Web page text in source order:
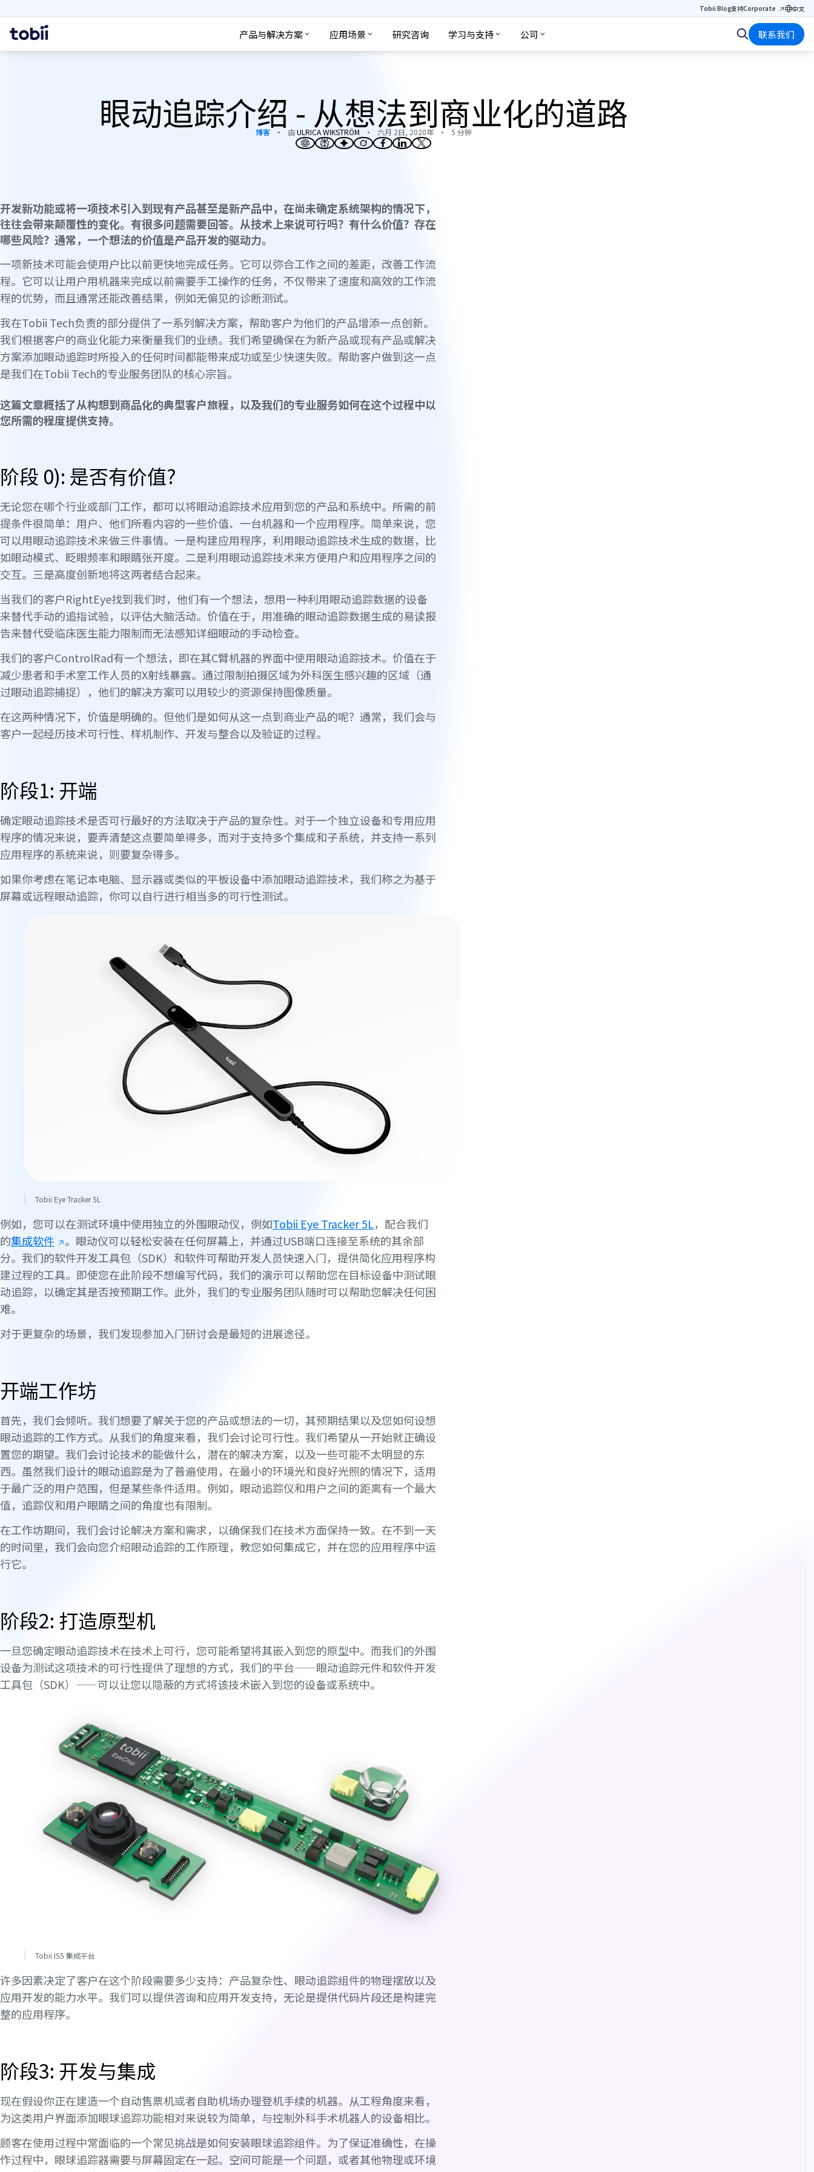
Tobii Blog支持Corporate 中文
首
页
产品与解决方案 应用场景 研究咨询 学习与支持 公司
搜索 联系我们
眼动追踪介绍 - 从想法到商业化的道路
博客 由 ULRICA WIKSTRÖM 六月 2日, 2020年 5 分钟
开发新功能或将一项技术引入到现有产品甚至是新产品中，在尚未确定系统架构的情况下，
往往会带来颠覆性的变化。有很多问题需要回答。从技术上来说可行吗？有什么价值？存在
哪些风险？通常，一个想法的价值是产品开发的驱动力。
一项新技术可能会使用户比以前更快地完成任务。它可以弥合工作之间的差距，改善工作流
程。它可以让用户用机器来完成以前需要手工操作的任务，不仅带来了速度和高效的工作流
程的优势，而且通常还能改善结果，例如无偏见的诊断测试。
我在Tobii Tech负责的部分提供了一系列解决方案，帮助客户为他们的产品增添一点创新。
我们根据客户的商业化能力来衡量我们的业绩。我们希望确保在为新产品或现有产品或解决
方案添加眼动追踪时所投入的任何时间都能带来成功或至少快速失败。帮助客户做到这一点
是我们在Tobii Tech的专业服务团队的核心宗旨。
这篇文章概括了从构想到商品化的典型客户旅程，以及我们的专业服务如何在这个过程中以
您所需的程度提供支持。
阶段 0): 是否有价值?
无论您在哪个行业或部门工作，都可以将眼动追踪技术应用到您的产品和系统中。所需的前
提条件很简单：用户、他们所看内容的一些价值、一台机器和一个应用程序。简单来说，您
可以用眼动追踪技术来做三件事情。一是构建应用程序，利用眼动追踪技术生成的数据，比
如眼动模式、眨眼频率和眼睛张开度。二是利用眼动追踪技术来方便用户和应用程序之间的
交互。三是高度创新地将这两者结合起来。
当我们的客户RightEye找到我们时，他们有一个想法，想用一种利用眼动追踪数据的设备
来替代手动的追指试验，以评估大脑活动。价值在于，用准确的眼动追踪数据生成的易读报
告来替代受临床医生能力限制而无法感知详细眼动的手动检查。
我们的客户ControlRad有一个想法，即在其C臂机器的界面中使用眼动追踪技术。价值在于
减少患者和手术室工作人员的X射线暴露。通过限制拍摄区域为外科医生感兴趣的区域（通
过眼动追踪捕捉），他们的解决方案可以用较少的资源保持图像质量。
在这两种情况下，价值是明确的。但他们是如何从这一点到商业产品的呢？通常，我们会与
客户一起经历技术可行性、样机制作、开发与整合以及验证的过程。
阶段1: 开端
确定眼动追踪技术是否可行最好的方法取决于产品的复杂性。对于一个独立设备和专用应用
程序的情况来说，要弄清楚这点要简单得多，而对于支持多个集成和子系统，并支持一系列
应用程序的系统来说，则要复杂得多。
如果你考虑在笔记本电脑、显示器或类似的平板设备中添加眼动追踪技术，我们称之为基于
屏幕或远程眼动追踪，你可以自行进行相当多的可行性测试。
Tobii Eye Tracker 5L
例如，您可以在测试环境中使用独立的外围眼动仪，例如Tobii Eye Tracker 5L，配合我们
的集成软件
。眼动仪可以轻松安装在任何屏幕上，并通过USB端口连接至系统的其余部
分。我们的软件开发工具包（SDK）和软件可帮助开发人员快速入门，提供简化应用程序构
建过程的工具。即使您在此阶段不想编写代码，我们的演示可以帮助您在目标设备中测试眼
动追踪，以确定其是否按预期工作。此外，我们的专业服务团队随时可以帮助您解决任何困
难。
对于更复杂的场景，我们发现参加入门研讨会是最短的进展途径。
开端工作坊
首先，我们会倾听。我们想要了解关于您的产品或想法的一切，其预期结果以及您如何设想
眼动追踪的工作方式。从我们的角度来看，我们会讨论可行性。我们希望从一开始就正确设
置您的期望。我们会讨论技术的能做什么，潜在的解决方案，以及一些可能不太明显的东
西。虽然我们设计的眼动追踪是为了普遍使用，在最小的环境光和良好光照的情况下，适用
于最广泛的用户范围，但是某些条件适用。例如，眼动追踪仪和用户之间的距离有一个最大
值，追踪仪和用户眼睛之间的角度也有限制。
在工作坊期间，我们会讨论解决方案和需求，以确保我们在技术方面保持一致。在不到一天
的时间里，我们会向您介绍眼动追踪的工作原理，教您如何集成它，并在您的应用程序中运
行它。
阶段2: 打造原型机
一旦您确定眼动追踪技术在技术上可行，您可能希望将其嵌入到您的原型中。而我们的外围
设备为测试这项技术的可行性提供了理想的方式，我们的平台——眼动追踪元件和软件开发
工具包（SDK）——可以让您以隐蔽的方式将该技术嵌入到您的设备或系统中。
Tobii IS5 集成平台
许多因素决定了客户在这个阶段需要多少支持：产品复杂性、眼动追踪组件的物理摆放以及
应用开发的能力水平。我们可以提供咨询和应用开发支持，无论是提供代码片段还是构建完
整的应用程序。
阶段3: 开发与集成
现在假设你正在建造一个自动售票机或者自助机场办理登机手续的机器。从工程角度来看，
为这类用户界面添加眼球追踪功能相对来说较为简单，与控制外科手术机器人的设备相比。
顾客在使用过程中常面临的一个常见挑战是如何安装眼球追踪组件。为了保证准确性，在操
作过程中，眼球追踪器需要与屏幕固定在一起。空间可能是一个问题，或者其他物理或环境